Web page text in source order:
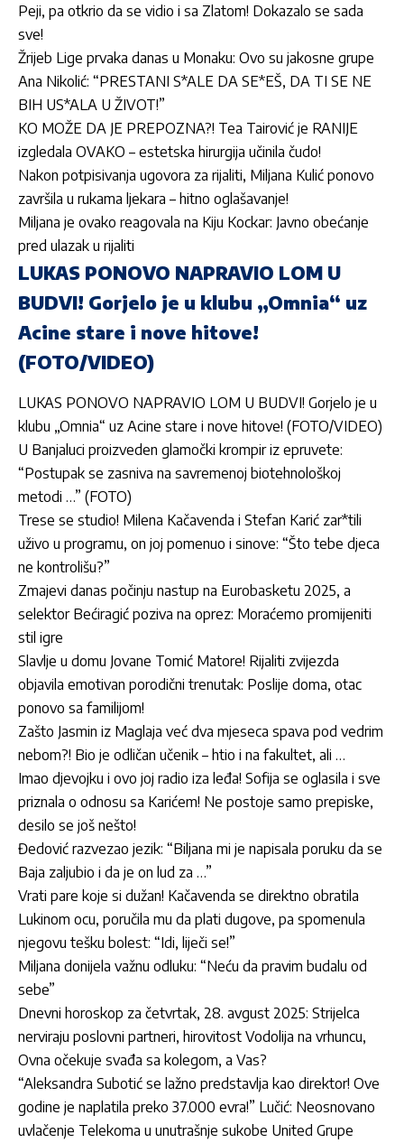
Peji, pa otkrio da se vidio i sa Zlatom! Dokazalo se sada
sve!
Žrijeb Lige prvaka danas u Monaku: Ovo su jakosne grupe
Ana Nikolić: “PRESTANI S*ALE DA SE*EŠ, DA TI SE NE
BIH US*ALA U ŽIVOT!”
KO MOŽE DA JE PREPOZNA?! Tea Tairović je RANIJE
izgledala OVAKO – estetska hirurgija učinila čudo!
Nakon potpisivanja ugovora za rijaliti, Miljana Kulić ponovo
završila u rukama ljekara – hitno oglašavanje!
Miljana je ovako reagovala na Kiju Kockar: Javno obećanje
pred ulazak u rijaliti
LUKAS PONOVO NAPRAVIO LOM U
BUDVI! Gorjelo je u klubu „Omnia“ uz
Acine stare i nove hitove!
(FOTO/VIDEO)
LUKAS PONOVO NAPRAVIO LOM U BUDVI! Gorjelo je u
klubu „Omnia“ uz Acine stare i nove hitove! (FOTO/VIDEO)
U Banjaluci proizveden glamočki krompir iz epruvete:
“Postupak se zasniva na savremenoj biotehnološkoj
metodi …” (FOTO)
Trese se studio! Milena Kačavenda i Stefan Karić zar*tili
uživo u programu, on joj pomenuo i sinove: “Što tebe djeca
ne kontrolišu?”
Zmajevi danas počinju nastup na Eurobasketu 2025, a
selektor Bećiragić poziva na oprez: Moraćemo promijeniti
stil igre
Slavlje u domu Jovane Tomić Matore! Rijaliti zvijezda
objavila emotivan porodični trenutak: Poslije doma, otac
ponovo sa familijom!
Zašto Jasmin iz Maglaja već dva mjeseca spava pod vedrim
nebom?! Bio je odličan učenik – htio i na fakultet, ali …
Imao djevojku i ovo joj radio iza leđa! Sofija se oglasila i sve
priznala o odnosu sa Karićem! Ne postoje samo prepiske,
desilo se još nešto!
Đedović razvezao jezik: “Biljana mi je napisala poruku da se
Baja zaljubio i da je on lud za …”
Vrati pare koje si dužan! Kačavenda se direktno obratila
Lukinom ocu, poručila mu da plati dugove, pa spomenula
njegovu tešku bolest: “Idi, liječi se!”
Miljana donijela važnu odluku: “Neću da pravim budalu od
sebe”
Dnevni horoskop za četvrtak, 28. avgust 2025: Strijelca
nerviraju poslovni partneri, hirovitost Vodolija na vrhuncu,
Ovna očekuje svađa sa kolegom, a Vas?
“Aleksandra Subotić se lažno predstavlja kao direktor! Ove
godine je naplatila preko 37.000 evra!” Lučić: Neosnovano
uvlačenje Telekoma u unutrašnje sukobe United Grupe